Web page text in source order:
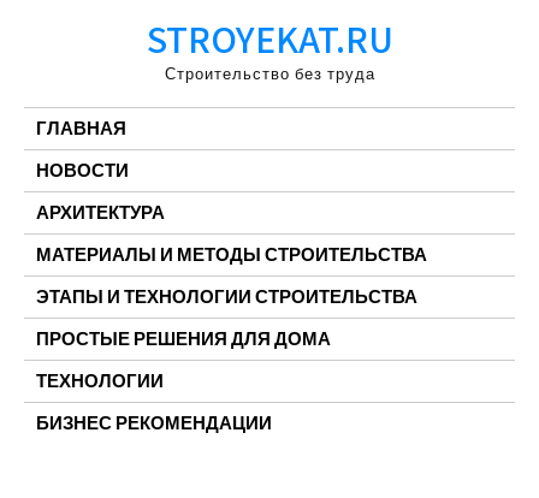
STROYEKAT.RU
Строительство без труда
ГЛАВНАЯ
НОВОСТИ
АРХИТЕКТУРА
МАТЕРИАЛЫ И МЕТОДЫ СТРОИТЕЛЬСТВА
ЭТАПЫ И ТЕХНОЛОГИИ СТРОИТЕЛЬСТВА
ПРОСТЫЕ РЕШЕНИЯ ДЛЯ ДОМА
ТЕХНОЛОГИИ
БИЗНЕС РЕКОМЕНДАЦИИ